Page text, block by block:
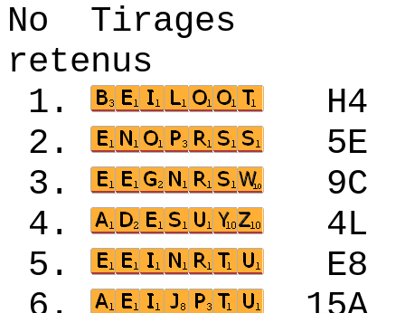
No Tirages
retenus
1.
2.
3.
4.
5.